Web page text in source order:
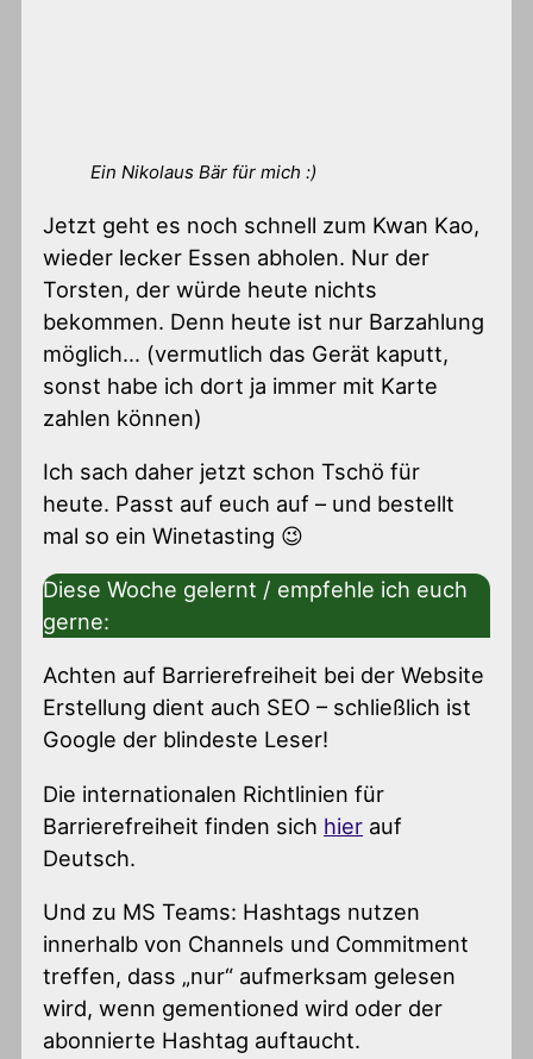
Ein Nikolaus Bär für mich :)
Jetzt geht es noch schnell zum Kwan Kao,
wieder lecker Essen abholen. Nur der
Torsten, der würde heute nichts
bekommen. Denn heute ist nur Barzahlung
möglich… (vermutlich das Gerät kaputt,
sonst habe ich dort ja immer mit Karte
zahlen können)
Ich sach daher jetzt schon Tschö für
heute. Passt auf euch auf – und bestellt
mal so ein Winetasting 😉
Diese Woche gelernt / empfehle ich euch
gerne:
Achten auf Barrierefreiheit bei der Website
Erstellung dient auch SEO – schließlich ist
Google der blindeste Leser!
Die internationalen Richtlinien für
Barrierefreiheit finden sich hier auf
Deutsch.
Und zu MS Teams: Hashtags nutzen
innerhalb von Channels und Commitment
treffen, dass „nur“ aufmerksam gelesen
wird, wenn gementioned wird oder der
abonnierte Hashtag auftaucht.